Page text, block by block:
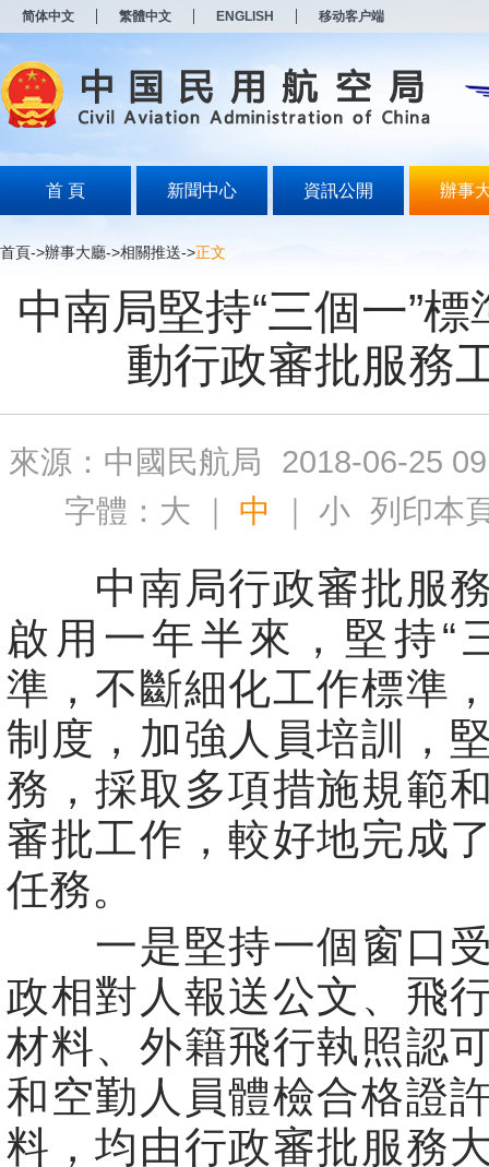
简体中文 繁體中文 ENGLISH 移动客户端
首 頁 新聞中心 資訊公開 辦事
首頁->辦事大廳->相關推送->正文
中南局堅持“三個一”
動行政審批服務
來源：中國民航局
2018-06-25
字體： 大 ｜ 中 ｜小 列印本
中南局行政審批服務
啟用一年半來，堅持“
準，不斷細化工作標準
制度，加強人員培訓，
務，採取多項措施規範
審批工作，較好地完成
任務。
一是堅持一個窗口受
政相對人報送公文、飛
材料、外籍飛行執照認
和空勤人員體檢合格證
料，均由行政審批服務
打
开
无
障
说
按
Alt
盲
式